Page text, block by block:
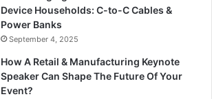
Device Households: C-to-C Cables &
Power Banks
September 4, 2025
How A Retail & Manufacturing Keynote
Speaker Can Shape The Future Of Your
Event?